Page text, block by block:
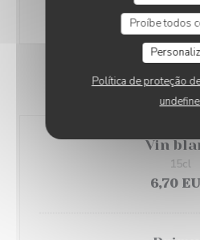
Proíbe todos
Política de proteção
5,00
Vin
6,70
15cl